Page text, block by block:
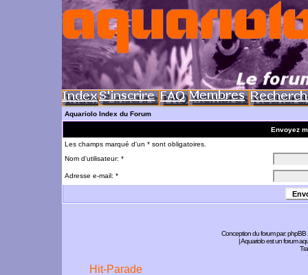
Aquariolo Index du Forum
Envoyez
Les champs marqué d'un * sont obligatoires.
Nom d'utilisateur: *
Adresse e-mail: *
Conception du forum par:phpBB
| Aquariolo est un forum